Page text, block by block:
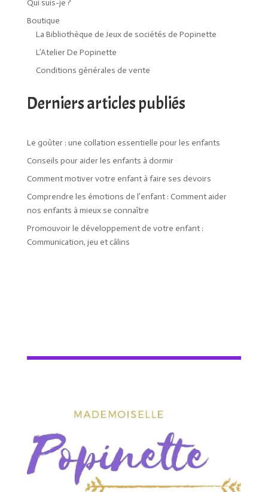
Qui suis-je ?
Boutique
La Bibliothèque de Jeux de sociétés de Popinette
L’Atelier De Popinette
Conditions générales de vente
Derniers articles publiés
Le goûter : une collation essentielle pour les enfants
Conseils pour aider les enfants à dormir
Comment motiver votre enfant à faire ses devoirs
Comprendre les émotions de l’enfant : Comment aider
nos enfants à mieux se connaître
Promouvoir le développement de votre enfant :
Communication, jeu et câlins